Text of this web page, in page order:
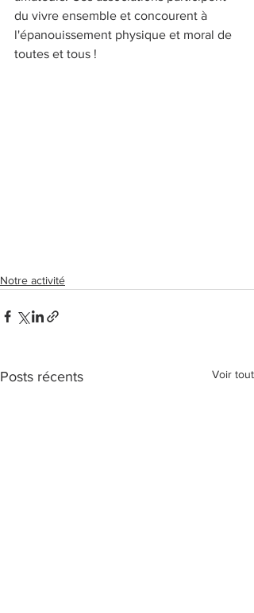
du vivre ensemble et concourent à
l'épanouissement physique et moral de
toutes et tous !
Notre activité
Posts récents Voir tout